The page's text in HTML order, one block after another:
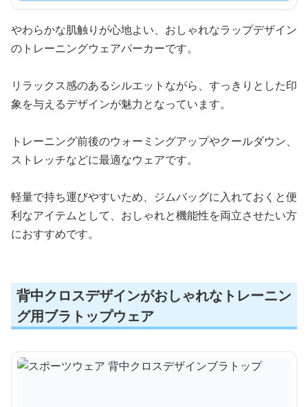
やわらかな肌触りが心地よい、おしゃれなラップデザイン
のトレーニングウェアパーカーです。
リラックス感のあるシルエットながら、すっきりとした印
象を与えるデザインが魅力となっています。
トレーニング前後のウォーミングアップやクールダウン、
ストレッチなどに最適なウェアです。
軽量で持ち運びやすいため、ジムバッグに入れておくと便
利なアイテムとして、おしゃれと機能性を両立させたい方
におすすめです。
背中クロスデザインがおしゃれなトレーニン
グ用ブラトップウェア